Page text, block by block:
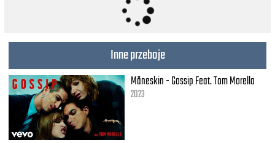
Inne przeboje
Måneskin - Gossip Feat. Tom Morello
2023